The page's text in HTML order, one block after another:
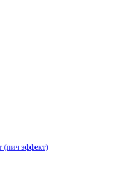
(пич эффект)